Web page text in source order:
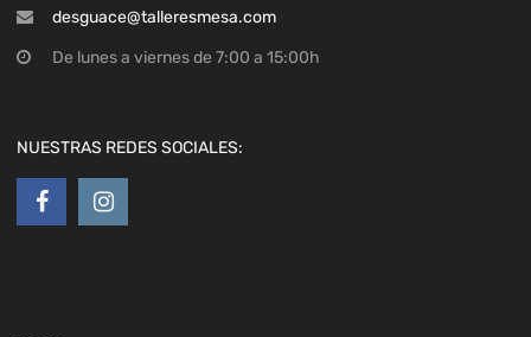
desguace@talleresmesa.com
De lunes a viernes de 7:00 a 15:00h
NUESTRAS REDES SOCIALES: